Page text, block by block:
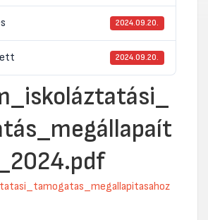
2024.09.20.
2024.09.20.